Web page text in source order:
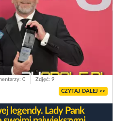
0 Zdjęć: 9
CZYTAJ DALEJ >>
legendy. Lady Pank